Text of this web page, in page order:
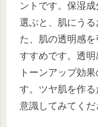
ントです。保湿
選ぶと、肌にう
た、肌の透明感
すすめです。透明
トーンアップ効
す。ツヤ肌を作
意識してみてくだ